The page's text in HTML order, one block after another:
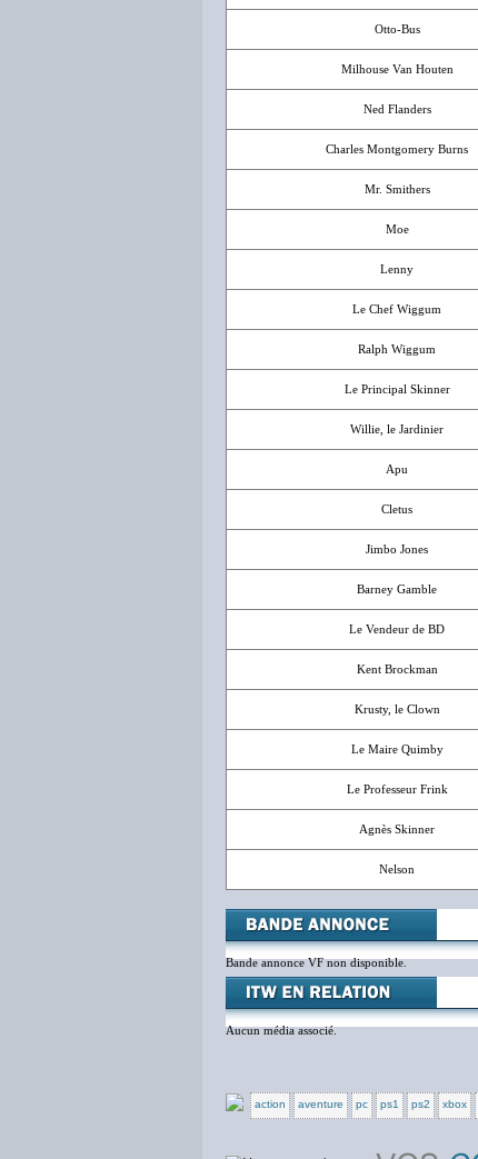
Otto-Bus
Milhouse Van Houten
Ned Flanders
Charles Montgomery Burns
Mr. Smithers
Moe
Lenny
Le Chef Wiggum
Ralph Wiggum
Le Principal Skinner
Willie, le Jardinier
Apu
Cletus
Jimbo Jones
Barney Gamble
Le Vendeur de BD
Kent Brockman
Krusty, le Clown
Le Maire Quimby
Le Professeur Frink
Agnès Skinner
Nelson
Bande annonce VF non disponible.
Aucun média associé.
action aventure pc ps1 ps2 xbox